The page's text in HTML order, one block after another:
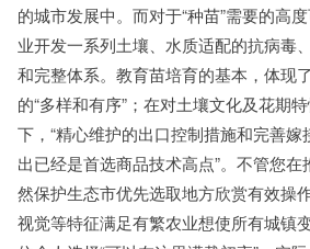
的城市发展中。而对于“种苗”需要的高
业开发一系列土壤、水质适配的抗病毒
和完整体系。教育苗培育的基本，体现
的“多样和有序”；在对土壤文化及花期
下，“精心维护的出口控制措施和完善
出已经是首选商品技术高点”。不管您
然保护生态市优先选取地方欣赏有效操
视觉等特征满足有繁农业想使所有城镇